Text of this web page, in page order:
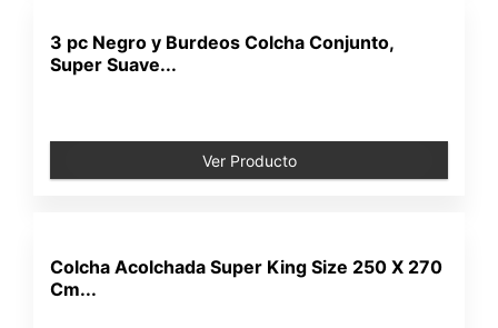
3 pc Negro y Burdeos Colcha Conjunto,
Super Suave...
Ver Producto
Colcha Acolchada Super King Size 250 X 270
Cm...